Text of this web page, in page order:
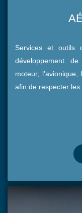
Services et outils
développement
moteur,
afin de respecter